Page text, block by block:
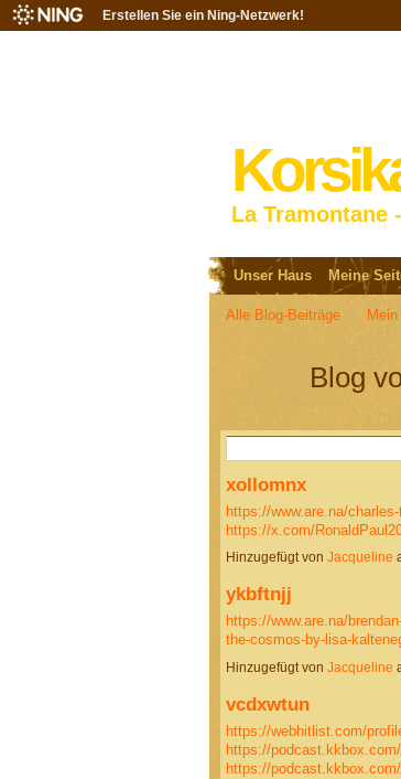
Erstellen Sie ein Ning-Netzwerk!
La Tramontane
Unser Haus Meine
Alle Blog-Beiträge
Blog
xollomnx
https://www.are.na/
https://x.com/
Hinzugefügt von Jacqueline
ykbftnjj
https://www.are.na/
the-cosmos-by-lisa-
Hinzugefügt von Jacqueline
vcdxwtun
https://webhitlist.com/
https://
https://